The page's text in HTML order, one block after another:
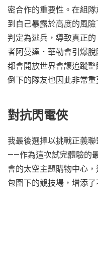
密合作的重要性。在組
到自己暴露於高度的風
判定為逃兵，導致真正
者阿曼達．華勒會引爆
都會開放世界會讓追蹤
倒下的隊友也因此非常重
對抗閃電俠
我最後選擇以挑戰正義
——作為這次試完體驗的
會的太空主題購物中心
包圍下的競技場，增添